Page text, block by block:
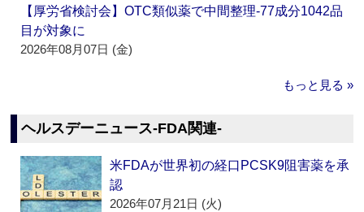
【厚労省検討会】OTC類似薬で中間整理‐77成分1042品
目が対象に
2026年08月07日 (金)
もっと見る »
ヘルスデーニュース‐FDA関連‐
米FDAが世界初の経口PCSK9阻害薬を承
認
2026年07月21日 (火)